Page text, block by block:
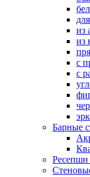
из
из
с
с
Барные
Ресепшн